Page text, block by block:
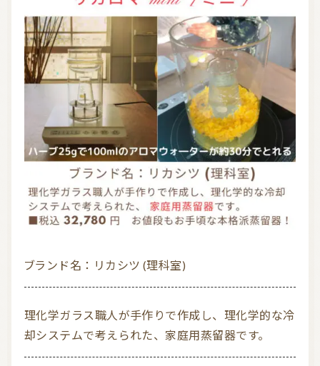
ブランド名：リカシツ (理科室)
理化学ガラス職人が手作りで作成し、理化学的な冷
却システムで考えられた、家庭用蒸留器です。